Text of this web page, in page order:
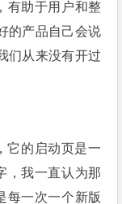
有助于用户和整
的产品自己会说
们从来没有开过
它的启动页是一
，我一直认为那
每一次一个新版